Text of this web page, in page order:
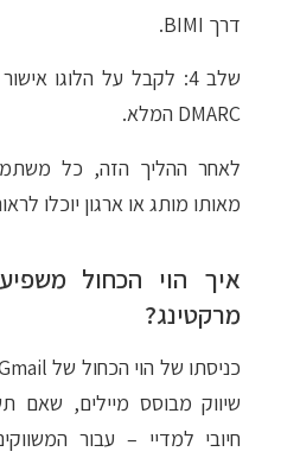
דרך BIMI.
שלב 4:
DMARC המלא.
לאחר ההליך הזה, כל משתמשי
מאותו מותג או ארגון יוכלו
איך הוי הכחול
מרקטינג?
שיווק מבוסס מיילים, שאם
חיובי למדיי – עבור